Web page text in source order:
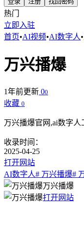
热门
立即入驻
首页•AI视频•AI数字人•
万兴播爆
1年前更新 00
收藏 0
万兴播爆官网,ai数字
收录时间：
2025-04-25
打开网站
AI数字人# 万兴播爆#
万兴播爆
打开网站